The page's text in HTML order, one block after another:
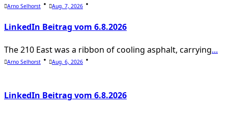
Arno Selhorst Aug. 7, 2026
LinkedIn Beitrag vom 6.8.2026
The 210 East was a ribbon of cooling asphalt, carrying...
Arno Selhorst Aug. 6, 2026
LinkedIn Beitrag vom 6.8.2026